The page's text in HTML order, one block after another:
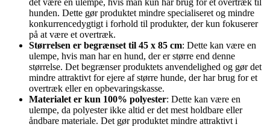
det være en ulempe, hvis man kun har brug for et overtræk til
hunden. Dette gør produktet mindre specialiseret og mindre
konkurrencedygtigt i forhold til produkter, der kun fokuserer
på at være et overtræk.
Størrelsen er begrænset til 45 x 85 cm: Dette kan være en
ulempe, hvis man har en hund, der er større end denne
størrelse. Det begrænser produktets anvendelighed og gør det
mindre attraktivt for ejere af større hunde, der har brug for et
overtræk eller en opbevaringskasse.
Materialet er kun 100% polyester: Dette kan være en
ulempe, da polyester ikke altid er det mest holdbare eller
åndbare materiale. Det gør produktet mindre attraktivt i